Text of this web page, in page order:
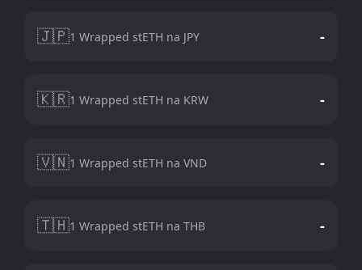
🇯🇵1 Wrapped stETH na JPY -
🇰🇷1 Wrapped stETH na KRW -
🇻🇳1 Wrapped stETH na VND -
🇹🇭1 Wrapped stETH na THB -